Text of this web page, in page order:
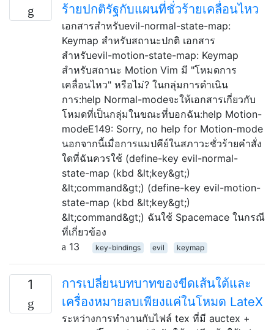
ร้ายปกติรัฐกับแผนที่ชั่วร้ายเคลื่อนไหว
เอกสารสำหรับevil-normal-state-map:
Keymap สำหรับสถานะปกติ เอกสาร
สำหรับevil-motion-state-map: Keymap
สำหรับสถานะ Motion Vim มี "โหมดการ
เคลื่อนไหว" หรือไม่? ในกลุ่มการดำเนิน
การ:help Normal-modeจะให้เอกสารเกี่ยวกับ
โหมดที่เป็นกลุ่มในขณะที่บอกฉัน:help Motion-
modeE149: Sorry, no help for Motion-mode
นอกจากนี้เมื่อการแมปคีย์ในสภาวะชั่วร้ายคำสั่ง
ใดที่ฉันควรใช้ (define-key evil-normal-
state-map (kbd &lt;key&gt;)
&lt;command&gt;) (define-key evil-motion-
state-map (kbd &lt;key&gt;)
&lt;command&gt;) ฉันใช้ Spacemace ในกรณี
ที่เกี่ยวข้อง
13
key-bindings evil keymap
1
การเปลี่ยนบทบาทของขีดเส้นใต้และ
เครื่องหมายลบเพียงแค่ในโหมด LateX
ระหว่างการทำงานกับไฟล์ tex ที่มี auctex +